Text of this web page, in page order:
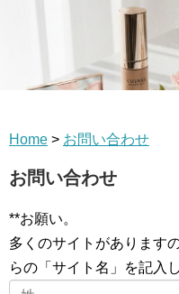
Home > お問い合わせ
お問い合わせ
**お願い。
多くのサイトがあります
らの「サイト名」を記入